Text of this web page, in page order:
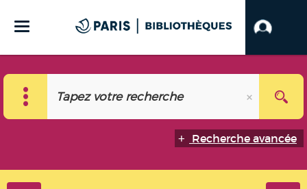
Recherche avancée